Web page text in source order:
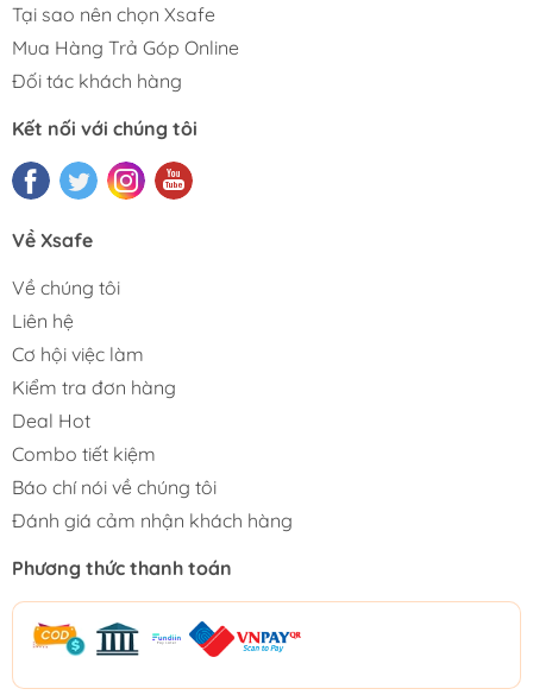
Tại sao nên chọn Xsafe
Mua Hàng Trả Góp Online
Đối tác khách hàng
Kết nối với chúng tôi
Về Xsafe
Về chúng tôi
Liên hệ
Cơ hội việc làm
Kiểm tra đơn hàng
Deal Hot
Combo tiết kiệm
Báo chí nói về chúng tôi
Đánh giá cảm nhận khách hàng
Phương thức thanh toán